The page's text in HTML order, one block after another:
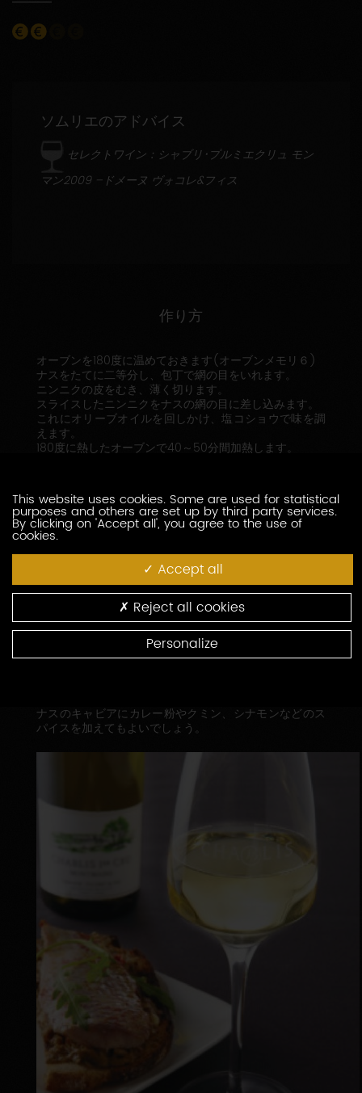
ソムリエのアドバイス
セレクトワイン：シャブリ･プルミエクリュ モン
マン2009 –ドメーヌ ヴォコレ&フィス
作り方
オーブンを180度に温めておきます(オーブンメモリ６)
ナスをたてに二等分し、包丁で網の目をいれます。
ニンニクの皮をむき、薄く切ります。
スライスしたニンニクをナスの網の目に差し込みます。
これにオリーブオイルを回しかけ、塩コショウで味を調
えます。
180度に熱したオーブンで40～50分間加熱します。
つぶし、塩コショウで味を調えます。
ポワラーヌパンのスライスをトーストします。
オーブンを200度に温めておきます(オーブンメモリ6－
7)
200度で5～6分間加熱します。
トーストしたパンに、先ほどのナスのキャビア(ピュレ)
を塗り、トマトコンフィを並べ、松の実を散らしてか
ら、ヒメジをのせます。ルッコラを散らして出来上がり
です。
つくりたてをサーブしてください。
ナスのキャビアにカレー粉やクミン、シナモンなどのス
パイスを加えてもよいでしょう。
This website uses cookies. Some are used for statistical
purposes and others are set up by third party services.
By clicking on 'Accept all', you agree to the use of
cookies.
Accept all
Reject all cookies
Personalize